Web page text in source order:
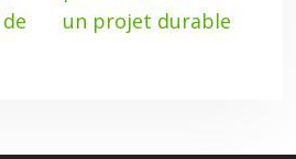
un projet durable